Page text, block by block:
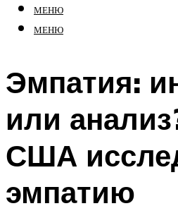
МЕНЮ
МЕНЮ
Эмпатия:
или
США
эмпатию